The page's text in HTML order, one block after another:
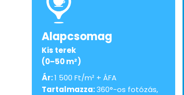
Alapcsomag
Kis terek
(0–50 m²)
Ár:1 500 Ft/m² + ÁFA
Tartalmazza:360°-os fotózás,